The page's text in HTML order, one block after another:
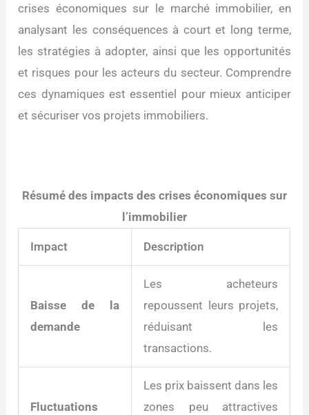
crises économiques sur le marché immobilier, en
analysant les conséquences à court et long terme,
les stratégies à adopter, ainsi que les opportunités
et risques pour les acteurs du secteur. Comprendre
ces dynamiques est essentiel pour mieux anticiper
et sécuriser vos projets immobiliers.
Résumé des impacts des crises économiques sur
l’immobilier
Impact Description
Baisse de la
demande
Les acheteurs
repoussent leurs projets,
réduisant les
transactions.
Fluctuations
Les prix baissent dans les
zones peu attractives